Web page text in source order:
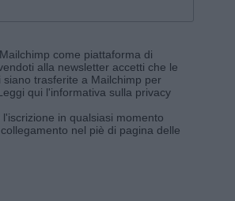
come piattaforma di
alla newsletter accetti che le
siano trasferite a Mailchimp per
qui l'informativa sulla privacy
in qualsiasi momento
nel piè di pagina delle